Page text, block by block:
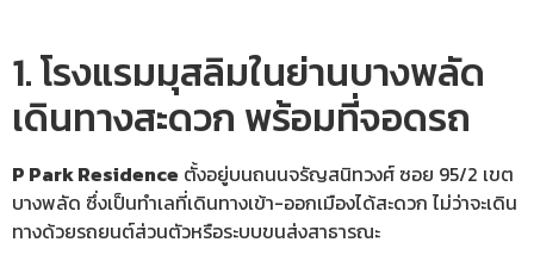
1. โรงแรมมุสลิมในย่านบางพลัด
เดินทางสะดวก พร้อมที่จอดรถ
P Park Residence ตั้งอยู่บนถนนจรัญสนิทวงศ์ ซอย 95/2 เขต
บางพลัด ซึ่งเป็นทำเลที่เดินทางเข้า-ออกเมืองได้สะดวก ไม่ว่าจะเดิน
ทางด้วยรถยนต์ส่วนตัวหรือระบบขนส่งสาธารณะ